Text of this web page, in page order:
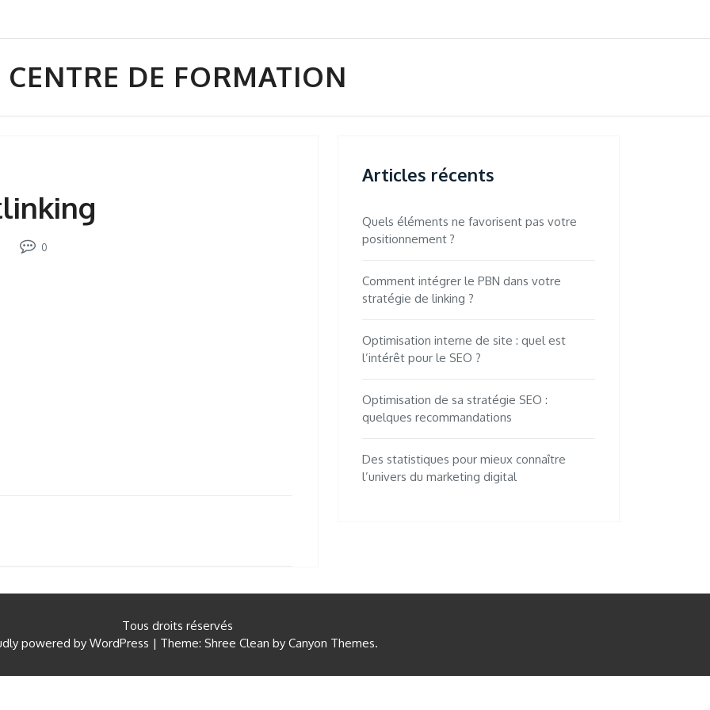
CENTRE DE FORMATION
0
Articles récents
Quels éléments ne favorisent pas votre
positionnement ?
Comment intégrer le PBN dans votre
stratégie de linking ?
Optimisation interne de site : quel est
l’intérêt pour le SEO ?
Optimisation de sa stratégie SEO :
quelques recommandations
Des statistiques pour mieux connaître
l’univers du marketing digital
Tous droits réservés
powered by WordPress | Theme: Shree Clean by Canyon Themes.